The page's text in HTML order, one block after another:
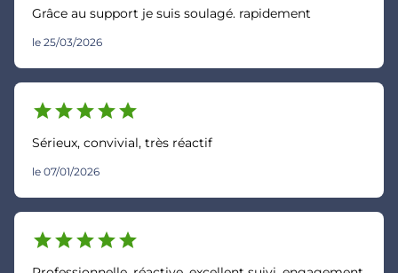
Grâce au support je suis soulagé. rapidement
le 25/03/2026
starstarstarstarstar
Sérieux, convivial, très réactif
le 07/01/2026
starstarstarstarstar